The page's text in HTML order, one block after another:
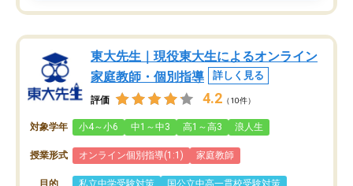
東大先生｜現役東大生によるオンライン
家庭教師・個別指導
詳しく見る
評価 4.2 （10件）
対象学年 小4～小6 中1～中3 高1～高3 浪人生
授業形式 オンライン個別指導(1:1) 家庭教師
目的 私立中学受験対策
国公立中高一貫校受験対策